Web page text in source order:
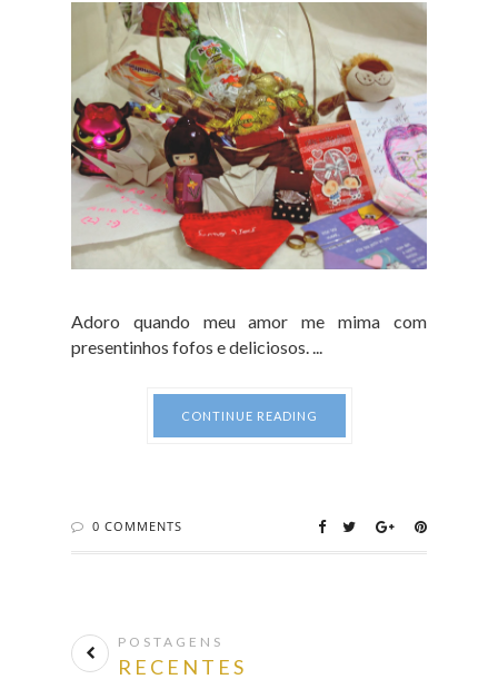
Adoro quando meu amor me mima com
presentinhos fofos e deliciosos. ...
CONTINUE READING
0 COMMENTS
POSTAGENS
RECENTES